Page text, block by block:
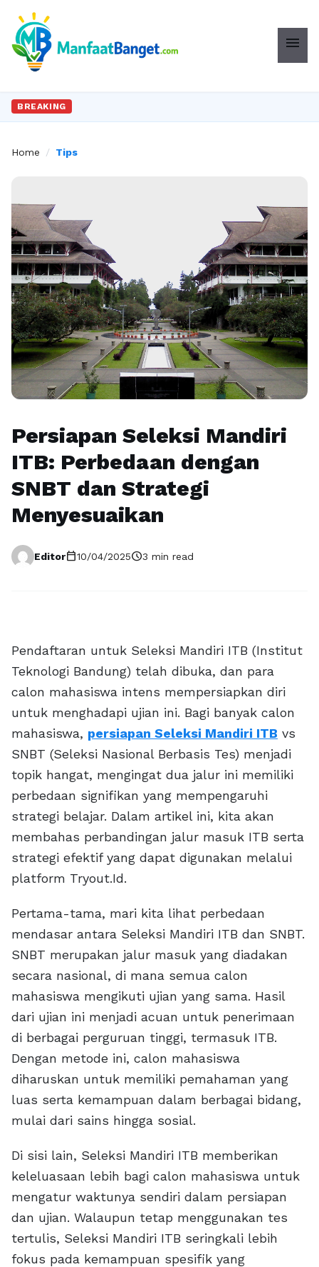
menu
BREAKING
Home / Tips
Persiapan Seleksi Mandiri
ITB: Perbedaan dengan
SNBT dan Strategi
Menyesuaikan
Editorcalendar_today10/04/2025schedule3 min read
Pendaftaran untuk Seleksi Mandiri ITB (Institut
Teknologi Bandung) telah dibuka, dan para
calon mahasiswa intens mempersiapkan diri
untuk menghadapi ujian ini. Bagi banyak calon
mahasiswa, persiapan Seleksi Mandiri ITB vs
SNBT (Seleksi Nasional Berbasis Tes) menjadi
topik hangat, mengingat dua jalur ini memiliki
perbedaan signifikan yang mempengaruhi
strategi belajar. Dalam artikel ini, kita akan
membahas perbandingan jalur masuk ITB serta
strategi efektif yang dapat digunakan melalui
platform Tryout.Id.
Pertama-tama, mari kita lihat perbedaan
mendasar antara Seleksi Mandiri ITB dan SNBT.
SNBT merupakan jalur masuk yang diadakan
secara nasional, di mana semua calon
mahasiswa mengikuti ujian yang sama. Hasil
dari ujian ini menjadi acuan untuk penerimaan
di berbagai perguruan tinggi, termasuk ITB.
Dengan metode ini, calon mahasiswa
diharuskan untuk memiliki pemahaman yang
luas serta kemampuan dalam berbagai bidang,
mulai dari sains hingga sosial.
Di sisi lain, Seleksi Mandiri ITB memberikan
keleluasaan lebih bagi calon mahasiswa untuk
mengatur waktunya sendiri dalam persiapan
dan ujian. Walaupun tetap menggunakan tes
tertulis, Seleksi Mandiri ITB seringkali lebih
fokus pada kemampuan spesifik yang